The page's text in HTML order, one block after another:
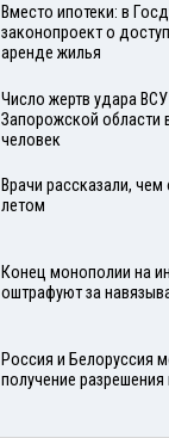
Вместо ипотеки: в
законопроект о
аренде жилья
Число жертв удара ВСУ
Запорожской области
человек
Врачи рассказали,
летом
Конец монополии на
оштрафуют за
Россия и Белоруссия
получение